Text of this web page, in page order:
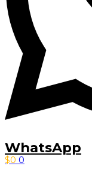
WhatsApp
$0 0